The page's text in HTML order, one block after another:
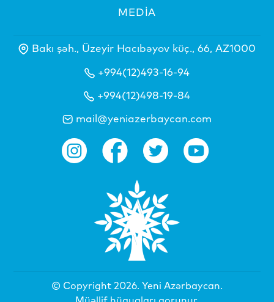
MEDİA
Bakı şəh., Üzeyir Hacıbəyov küç., 66, AZ1000
+994(12)493-16-94
+994(12)498-19-84
mail@yeniazerbaycan.com
© Copyright 2026. Yeni Azərbaycan.